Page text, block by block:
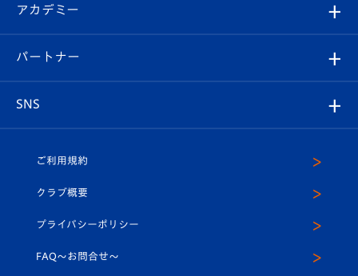
イベント
メディア
ホームタウン
スタッフプロフィール
マスコット紹介
平和祈念活動
ヴィヴィくんの長崎おもてなしガイド
スタジアムグルメ
V-LOVERS（ファンクラブ）
プレイヤーズスイート
オンラインショップ
店舗情報
アカデミー
育成からのお知らせ
U-18
スクール
パートナー
SNS
ヴィヴィくんインスタグラム
公式LINE＠
ご利用規約
クラブ概要
プライバシーポリシー
FAQ〜お問合せ〜